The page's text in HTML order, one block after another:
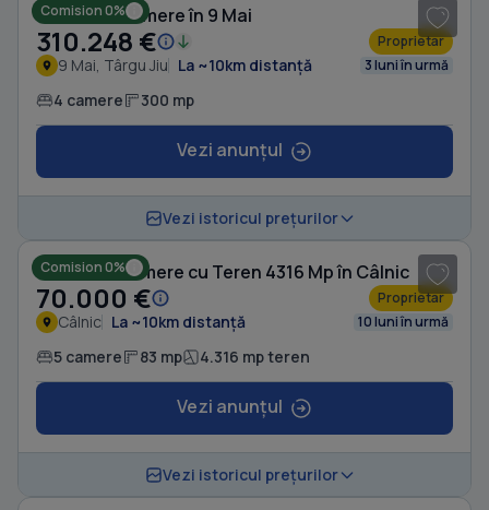
Comision 0%
Casă cu 4 camere în 9 Mai
310.248 € Proprietar
9 Mai, Târgu Jiu La ~10km distanță 3 luni în urmă
4 camere 300 mp
Vezi anunțul
Vezi istoricul prețurilor
Comision 0%
Casă cu 5 camere cu Teren 4316 Mp în Câlnic
70.000 € Proprietar
Câlnic La ~10km distanță 10 luni în urmă
5 camere 83 mp 4.316 mp teren
Vezi anunțul
Vezi istoricul prețurilor